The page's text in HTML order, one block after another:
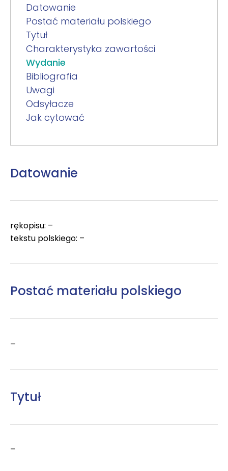
Datowanie
Postać materiału polskiego
Tytuł
Charakterystyka zawartości
Wydanie
Bibliografia
Uwagi
Odsyłacze
Jak cytować
Datowanie
rękopisu: –
tekstu polskiego: –
Postać materiału polskiego
–
Tytuł
–